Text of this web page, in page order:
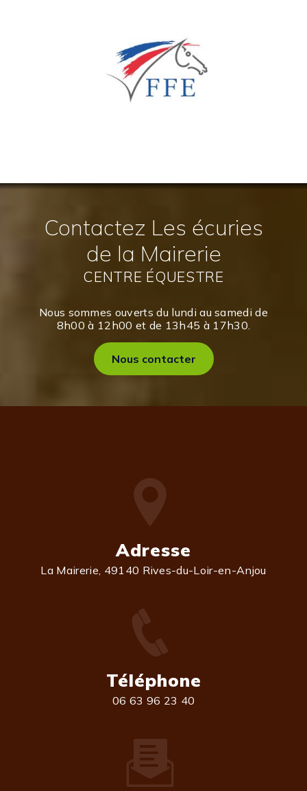
Contactez Les écuries
de la Mairerie
CENTRE ÉQUESTRE
Nous sommes ouverts du lundi au samedi de
8h00 à 12h00 et de 13h45 à 17h30.
Nous contacter
Adresse
La Mairerie, 49140 Rives-du-Loir-en-Anjou
Téléphone
06 63 96 23 40